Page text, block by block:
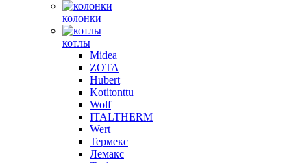
колонки
котлы
Midea
ZOTA
Hubert
Kotitonttu
Wolf
ITALTHERM
Wert
Термекс
Лемакс